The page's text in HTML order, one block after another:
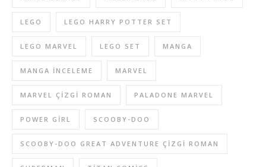
LEGO LEGO HARRY POTTER SET
LEGO MARVEL LEGO SET MANGA
MANGA INCELEME MARVEL
MARVEL ÇIZGI ROMAN PALADONE MARVEL
POWER GIRL SCOOBY-DOO
SCOOBY-DOO GREAT ADVENTURE ÇIZGI ROMAN